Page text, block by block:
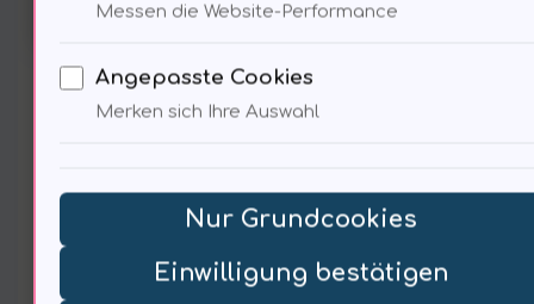
Lärm führt zu Stress, Angst
und sogar Depressionen (…) 70%
Schlafstörungen durch Lärm.
Der Zusammenhang zwischen
Messen die Website-Performance
Angepasste Cookies
Merken sich Ihre Auswahl
Nur Grundcookies
Einwilligung bestätigen